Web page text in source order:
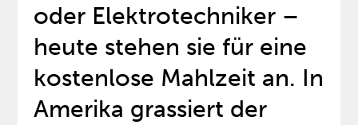
oder Elektrotechniker –
heute stehen sie für eine
kostenlose Mahlzeit an. In
Amerika grassiert der